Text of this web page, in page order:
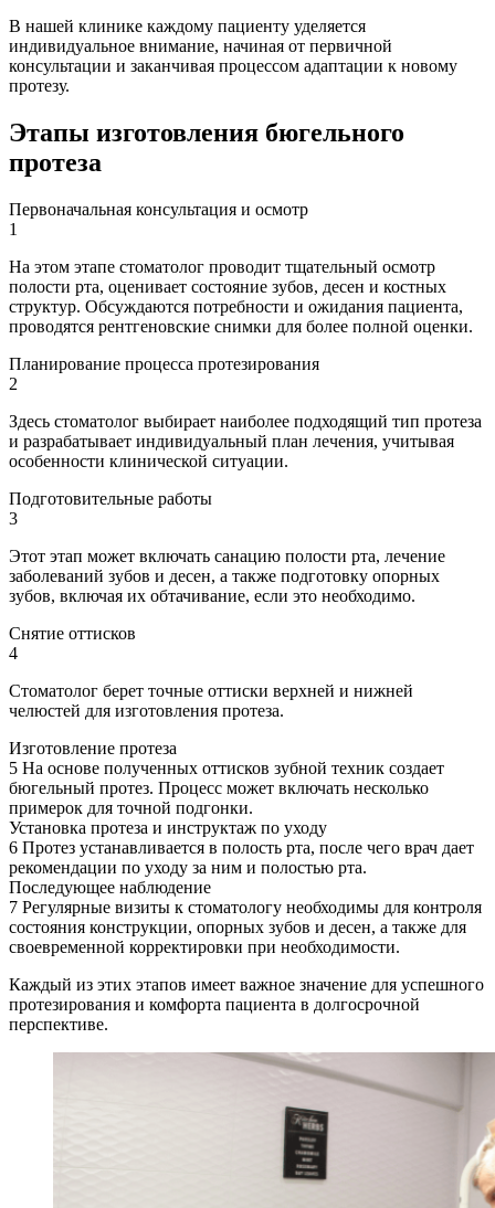
В нашей клинике каждому пациенту уделяется
индивидуальное внимание, начиная от первичной
консультации и заканчивая процессом адаптации к новому
протезу.
Этапы изготовления бюгельного
протеза
Первоначальная консультация и осмотр
1
На этом этапе стоматолог проводит тщательный осмотр
полости рта, оценивает состояние зубов, десен и костных
структур. Обсуждаются потребности и ожидания пациента,
проводятся рентгеновские снимки для более полной оценки.
Планирование процесса протезирования
2
Здесь стоматолог выбирает наиболее подходящий тип протеза
и разрабатывает индивидуальный план лечения, учитывая
особенности клинической ситуации.
Подготовительные работы
3
Этот этап может включать санацию полости рта, лечение
заболеваний зубов и десен, а также подготовку опорных
зубов, включая их обтачивание, если это необходимо.
Снятие оттисков
4
Стоматолог берет точные оттиски верхней и нижней
челюстей для изготовления протеза.
Изготовление протеза
5 На основе полученных оттисков зубной техник создает
бюгельный протез. Процесс может включать несколько
примерок для точной подгонки.
Установка протеза и инструктаж по уходу
6 Протез устанавливается в полость рта, после чего врач дает
рекомендации по уходу за ним и полостью рта.
Последующее наблюдение
7 Регулярные визиты к стоматологу необходимы для контроля
состояния конструкции, опорных зубов и десен, а также для
своевременной корректировки при необходимости.
Каждый из этих этапов имеет важное значение для успешного
протезирования и комфорта пациента в долгосрочной
перспективе.